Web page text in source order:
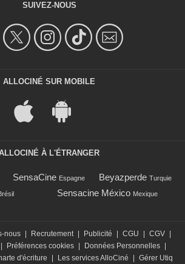
SUIVEZ-NOUS
ALLOCINÉ SUR MOBILE
À L'ÉTRANGER
SensaCine Espagne Beyazperde Turquie
Sensacine México Mexique
nous Recrutement Publicité CGU CGV
Préférences cookies Données Personnelles
d'écriture Les services AlloCiné Gérer Utiq